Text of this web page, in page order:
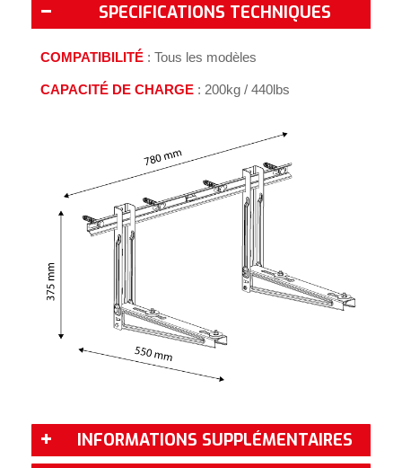
SPECIFICATIONS TECHNIQUES
COMPATIBILITÉ: Tous les modèles
CAPACITÉ DE CHARGE: 200kg / 440lbs
INFORMATIONS SUPPLÉMENTAIRES